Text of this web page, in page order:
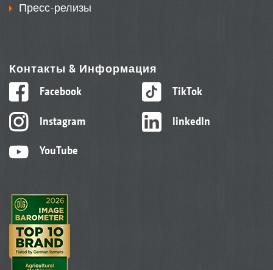
Пресс-релизы
Контакты & Информация
Facebook
Instagram
YouTube
TikTok
linkedIn